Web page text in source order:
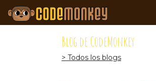
Blog de CodeMonkey
> Todos los blogs